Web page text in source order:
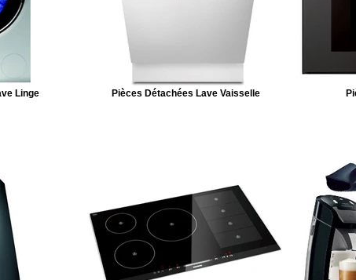
Linge Pièces Détachées Lave Vaisselle